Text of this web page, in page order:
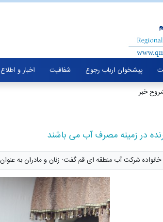
پیشخوان ارباب رجوع شفافیت اخبار و
خبر
در زمینه مصرف آب می باشند
خانواده شرکت آب منطقه ای قم گفت: زنان و مادران به